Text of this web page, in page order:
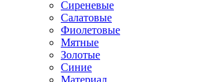
Сиреневые
Салатовые
Фиолетовые
Мятные
Золотые
Синие
Материал